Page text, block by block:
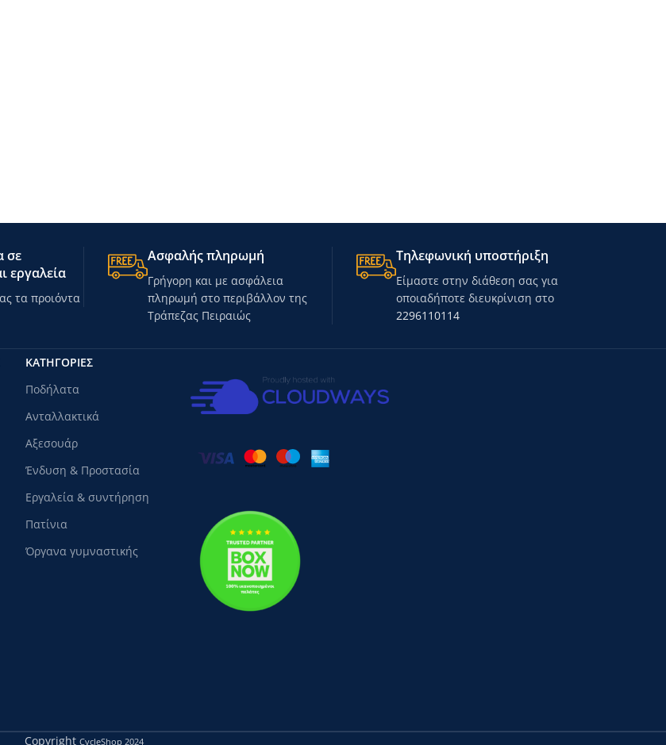
σε
εργαλεία
τα προιόντα
Ασφαλής πληρωμή
Γρήγορη και με ασφάλεια
πληρωμή στο περιβάλλον της
Τράπεζας Πειραιώς
Τηλεφωνική υποστήριξη
Είμαστε στην διάθεση σας για
οποιαδήποτε διευκρίνιση στο
2296110114
ΚΑΤΗΓΟΡΊΕΣ
Ποδήλατα
Ανταλλακτικά
Αξεσουάρ
Ένδυση & Προστασία
Εργαλεία & συντήρηση
Πατίνια
Όργανα γυμναστικής
Copyright CycleShop 2024